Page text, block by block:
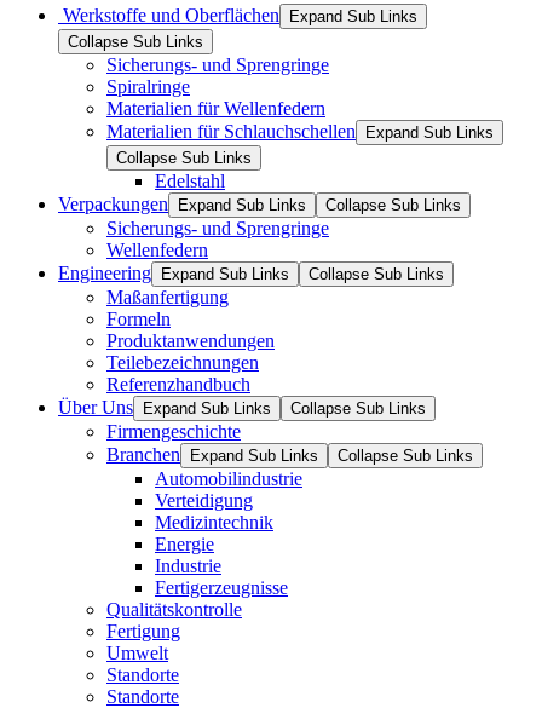
Werkstoffe und Oberflächen
Expand Sub Links
Collapse Sub Links
Sicherungs- und Sprengringe
Spiralringe
Materialien für Wellenfedern
Materialien für Schlauchschellen
Expand Sub Links
Collapse Sub Links
Edelstahl
Verpackungen
Expand Sub Links Collapse Sub Links
Sicherungs- und Sprengringe
Wellenfedern
Engineering
Expand Sub Links Collapse Sub Links
Maßanfertigung
Formeln
Produktanwendungen
Teilebezeichnungen
Referenzhandbuch
Über Uns
Expand Sub Links Collapse Sub Links
Firmengeschichte
Branchen
Expand Sub Links Collapse Sub Links
Automobilindustrie
Verteidigung
Medizintechnik
Energie
Industrie
Fertigerzeugnisse
Qualitätskontrolle
Fertigung
Umwelt
Standorte
Standorte